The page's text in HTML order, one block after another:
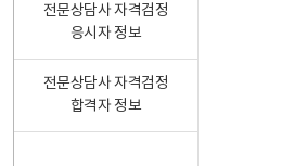
전문상담사 자격검정
응시자 정보
전문상담사 자격검정
합격자 정보